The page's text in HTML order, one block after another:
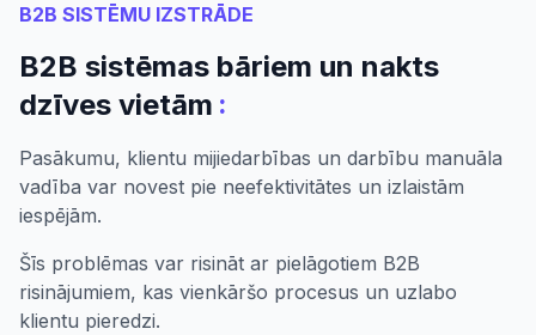
B2B SISTĒMU IZSTRĀDE
B2B sistēmas bāriem un nakts
dzīves vietām :
Pasākumu, klientu mijiedarbības un darbību manuāla
vadība var novest pie neefektivitātes un izlaistām
iespējām.
Šīs problēmas var risināt ar pielāgotiem B2B
risinājumiem, kas vienkāršo procesus un uzlabo
klientu pieredzi.